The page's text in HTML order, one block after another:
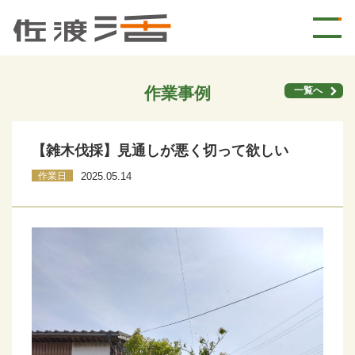
作業事例 一覧へ
【雑木伐採】見通しが悪く切って欲しい
作業日 2025.05.14